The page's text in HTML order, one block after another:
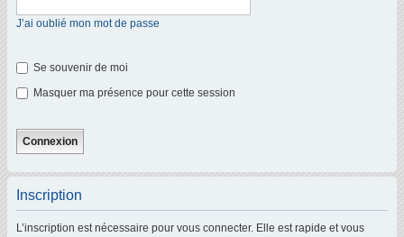
J’ai oublié mon mot de passe
Se souvenir de moi
Masquer ma présence pour cette session
Inscription
L’inscription est nécessaire pour vous connecter. Elle est rapide et vous